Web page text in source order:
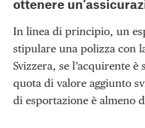
ottenere
In linea di principio, un
stipulare una polizza con
Svizzera, se l’acquirente è
quota di valore aggiunto
di esportazione è almeno